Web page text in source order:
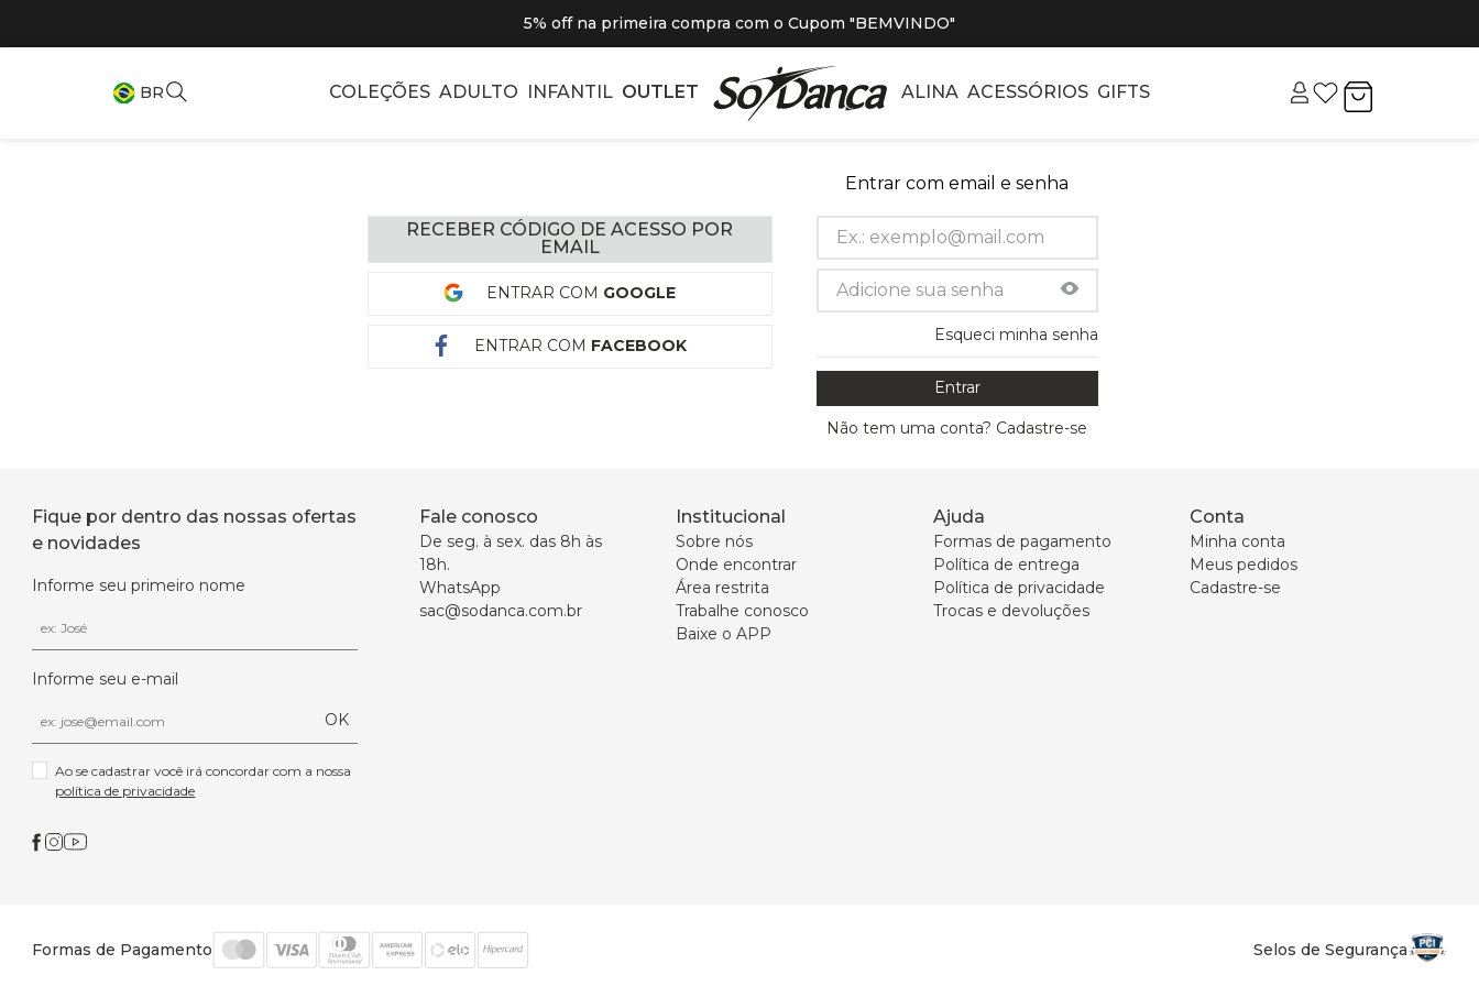
5% off na primeira compra com o Cupom "BEMVINDO"
BR COLEÇÕES ADULTO INFANTIL OUTLET ALINA ACESSÓRIOS GIFTS
RECEBER CÓDIGO DE ACESSO POR
EMAIL
ENTRAR COM GOOGLE
ENTRAR COM FACEBOOK
Entrar com email e senha
Esqueci minha senha
Entrar
Não tem uma conta? Cadastre-se
Fique por dentro das nossas ofertas
e novidades
Informe seu primeiro nome
Informe seu e-mail
OK
política de privacidade
Fale conosco
De seg. à sex. das 8h às
18h.
WhatsApp
sac@sodanca.com.br
Institucional
Sobre nós
Onde encontrar
Área restrita
Trabalhe conosco
Baixe o APP
Ajuda
Formas de pagamento
Política de entrega
Política de privacidade
Trocas e devoluções
Conta
Minha conta
Meus pedidos
Cadastre-se
Formas de Pagamento Selos de Segurança